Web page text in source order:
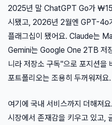
2025년 말 ChatGPT Go가
시됐고, 2026년 2월엔 GPT-4o
플래그십이 됐어요. Claude는
Gemini는 Google One 2TB 저
니라 저장소 구독"으로 포지션을
포트폴리오는 조용히 두꺼워져요.
여기에 국내 서비스까지 더해져
시장에서 존재감을 키우고 있고,